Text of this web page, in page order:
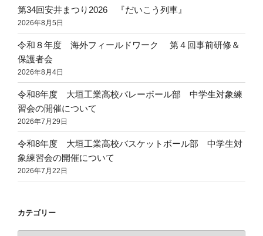
第34回安井まつり2026 『だいこう列車』
2026年8月5日
令和８年度 海外フィールドワーク 第４回事前研修＆
保護者会
2026年8月4日
令和8年度 大垣工業高校バレーボール部 中学生対象練
習会の開催について
2026年7月29日
令和8年度 大垣工業高校バスケットボール部 中学生対
象練習会の開催について
2026年7月22日
カテゴリー